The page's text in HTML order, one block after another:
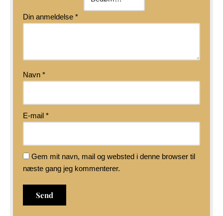
Din anmeldelse *
Navn *
E-mail *
Gem mit navn, mail og websted i denne browser til
næste gang jeg kommenterer.